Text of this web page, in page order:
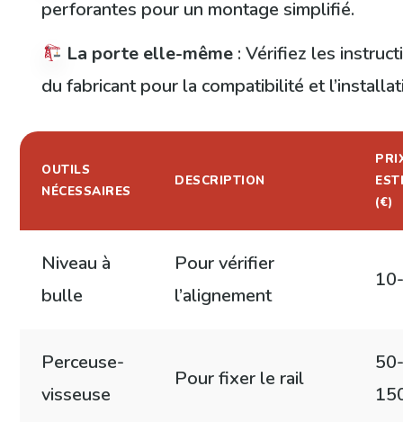
perforantes pour un montage simplifié.
La porte elle-même : Vérifiez les
du fabricant pour la compatibilité et
OUTILS
NÉCESSAIRES
DESCRIPTION
(€)
Niveau à
bulle
Pour vérifier
l’alignement
Perceuse-
visseuse
Pour fixer le rail